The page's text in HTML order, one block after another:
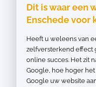
Dit is waar een
Enschede voor
Heeft u weleens van
zelfversterkend effect
online succes. Het zit
Google, hoe hoger
Google uw website